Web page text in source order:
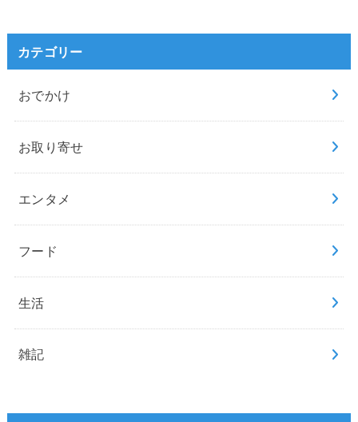
カテゴリー
おでかけ
お取り寄せ
エンタメ
フード
生活
雑記